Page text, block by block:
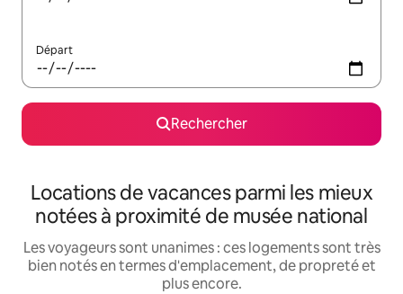
Départ
Rechercher
Locations de vacances parmi les mieux
notées à proximité de musée national
Les voyageurs sont unanimes : ces logements sont très
bien notés en termes d'emplacement, de propreté et
plus encore.